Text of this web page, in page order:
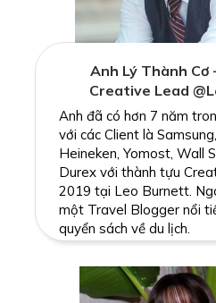
Anh đã có hơn 7 năm
với các Client là
Heineken, Yomost, Wall
Durex với thành tựu
2019 tại Leo Burnett.
một Travel Blogger nổi
quyển sách về du lịch.
Anh Lý Thành
Creative Lead